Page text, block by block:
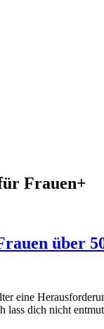
Frauen+
über
eine
lass dich nicht